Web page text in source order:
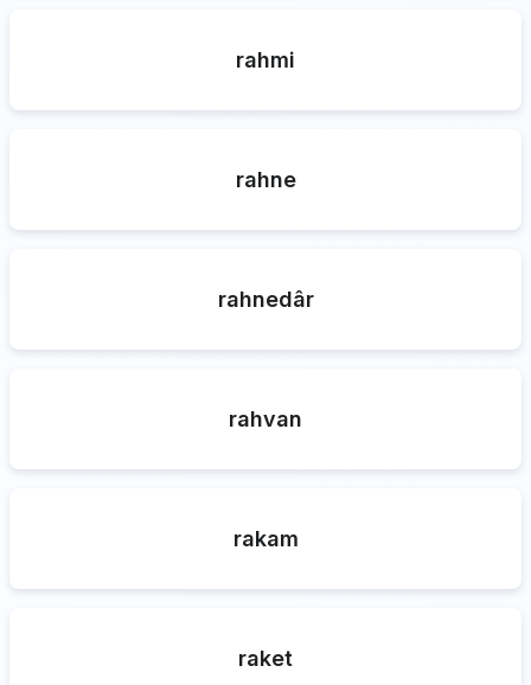
rahmi
rahne
rahnedâr
rahvan
rakam
raket